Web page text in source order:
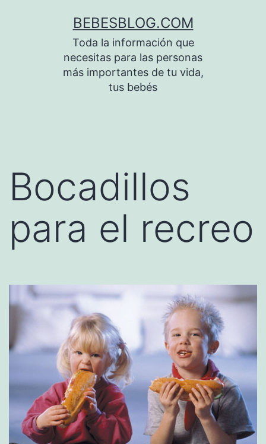
BEBESBLOG.COM
Toda la información que
necesitas para las personas
más importantes de tu vida,
tus bebés
Bocadillos
para el recreo